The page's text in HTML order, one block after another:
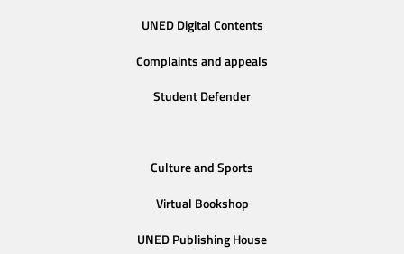
UNED Digital Contents
Complaints and appeals
Student Defender
Culture and Sports
Virtual Bookshop
UNED Publishing House